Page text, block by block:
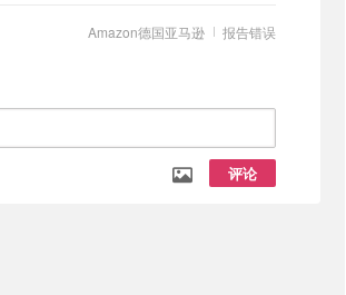
报告错误
Amazon德国亚马逊
评论